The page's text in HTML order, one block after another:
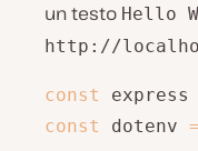
un testo Hello
http://
const express
const
dotenv =